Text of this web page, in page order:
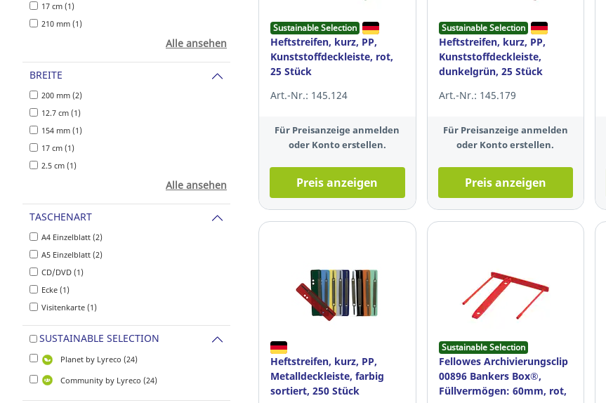
17 cm (1)
210 mm (1)
Alle ansehen
BREITE
200 mm (2)
12.7 cm (1)
154 mm (1)
17 cm (1)
2.5 cm (1)
Alle ansehen
TASCHENART
A4 Einzelblatt (2)
A5 Einzelblatt (2)
CD/DVD (1)
Ecke (1)
Visitenkarte (1)
SUSTAINABLE SELECTION
Planet by Lyreco (24)
Community by Lyreco (24)
Sustainable Selection
Heftstreifen, kurz, PP,
Kunststoffdeckleiste, rot,
25 Stück
Art.-Nr.: 145.124
Für Preisanzeige anmelden
oder Konto erstellen.
Preis anzeigen
Sustainable Selection
Heftstreifen, kurz, PP,
Kunststoffdeckleiste,
dunkelgrün, 25 Stück
Art.-Nr.: 145.179
Für Preisanzeige anmelden
oder Konto erstellen.
Preis anzeigen
Heftstreifen, kurz, PP,
Metalldeckleiste, farbig
sortiert, 250 Stück
Sustainable Selection
Fellowes Archivierungsclip
00896 Bankers Box®,
Füllvermögen: 60mm, rot,